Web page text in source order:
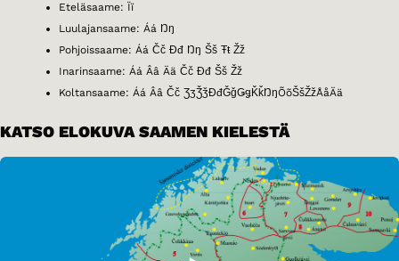
Eteläsaame: Ïï
Luulajansaame: Áá Ŋŋ
Pohjoissaame: Áá Čč Đđ Ŋŋ Šš Ŧŧ Žž
Inarinsaame: Áá Ââ Ää Čč Đđ Šš Žž
Koltansaame: Áá Ââ Čč ƷʒǮǯĐđǦǧǤǥǨǩŊŋÕõŠšŽžÅåÄä
KATSO ELOKUVA SAAMEN KIELESTÄ